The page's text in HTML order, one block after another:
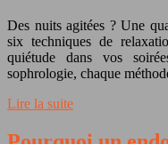
Des nuits agitées ? Une
six techniques de
quiétude dans vos
sophrologie, chaque
Lire la suite